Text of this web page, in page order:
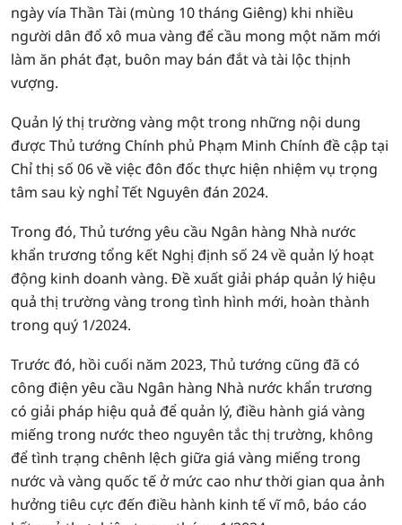
ngày vía Thần Tài (mùng 10 tháng Giêng) khi nhiều
người dân đổ xô mua vàng để cầu mong một năm mới
làm ăn phát đạt, buôn may bán đắt và tài lộc thịnh
vượng.
Quản lý thị trường vàng một trong những nội dung
được Thủ tướng Chính phủ Phạm Minh Chính đề cập tại
Chỉ thị số 06 về việc đôn đốc thực hiện nhiệm vụ trọng
tâm sau kỳ nghỉ Tết Nguyên đán 2024.
Trong đó, Thủ tướng yêu cầu Ngân hàng Nhà nước
khẩn trương tổng kết Nghị định số 24 về quản lý hoạt
động kinh doanh vàng. Đề xuất giải pháp quản lý hiệu
quả thị trường vàng trong tình hình mới, hoàn thành
trong quý 1/2024.
Trước đó, hồi cuối năm 2023, Thủ tướng cũng đã có
công điện yêu cầu Ngân hàng Nhà nước khẩn trương
có giải pháp hiệu quả để quản lý, điều hành giá vàng
miếng trong nước theo nguyên tắc thị trường, không
để tình trạng chênh lệch giữa giá vàng miếng trong
nước và vàng quốc tế ở mức cao như thời gian qua ảnh
hưởng tiêu cực đến điều hành kinh tế vĩ mô, báo cáo